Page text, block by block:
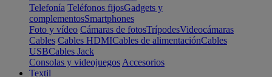
Telefonía Teléfonos fijosGadgets y
complementosSmartphones
Foto y vídeo Cámaras de fotosTrípodesVideocámaras
Cables Cables HDMICables de alimentaciónCables
USBCables Jack
Consolas y videojuegos Accesorios
Textil